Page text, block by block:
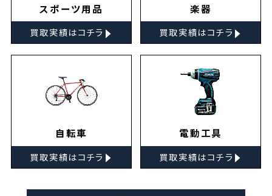
スポーツ用品
買取実績はコチラ ▸
楽器
買取実績はコチラ ▸
自転車
買取実績はコチラ ▸
電動工具
買取実績はコチラ ▸